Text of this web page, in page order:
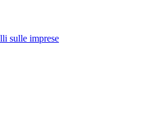
sulle imprese